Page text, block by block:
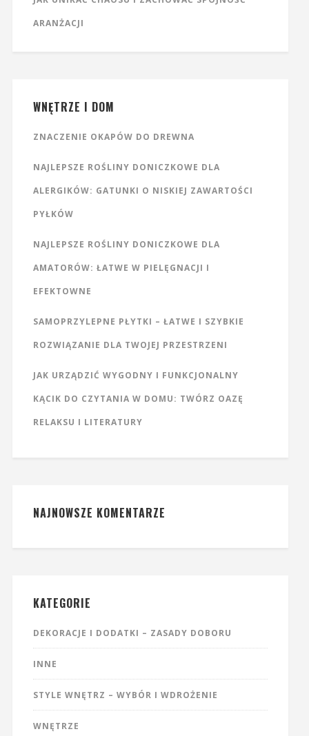
ARANŻACJI
WNĘTRZE I DOM
ZNACZENIE OKAPÓW DO DREWNA
NAJLEPSZE ROŚLINY DONICZKOWE DLA
ALERGIKÓW: GATUNKI O NISKIEJ ZAWARTOŚCI
PYŁKÓW
NAJLEPSZE ROŚLINY DONICZKOWE DLA
AMATORÓW: ŁATWE W PIELĘGNACJI I
EFEKTOWNE
SAMOPRZYLEPNE PŁYTKI – ŁATWE I SZYBKIE
ROZWIĄZANIE DLA TWOJEJ PRZESTRZENI
JAK URZĄDZIĆ WYGODNY I FUNKCJONALNY
KĄCIK DO CZYTANIA W DOMU: TWÓRZ OAZĘ
RELAKSU I LITERATURY
NAJNOWSZE KOMENTARZE
KATEGORIE
DEKORACJE I DODATKI – ZASADY DOBORU
INNE
STYLE WNĘTRZ – WYBÓR I WDROŻENIE
WNĘTRZE